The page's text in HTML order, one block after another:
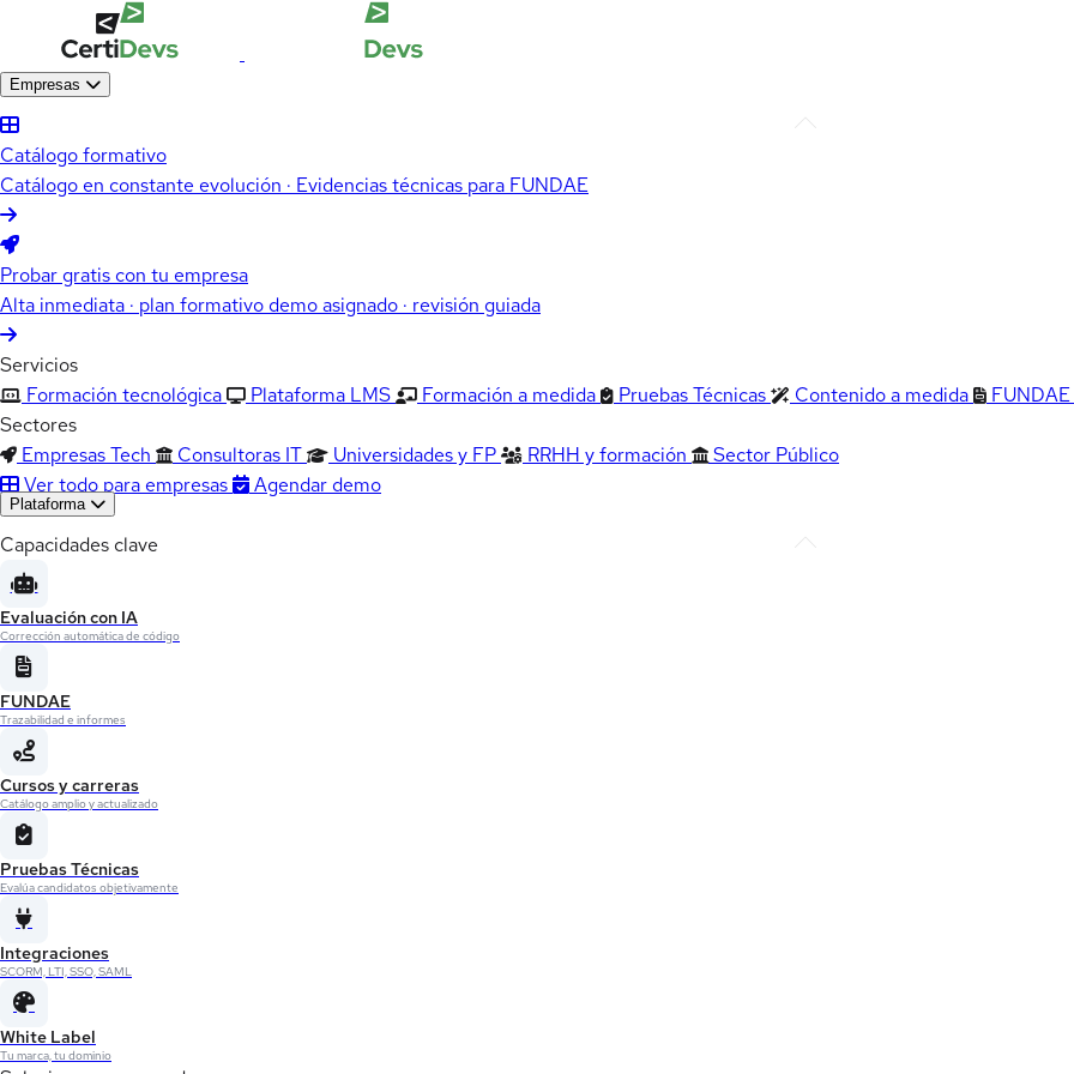
Empresas
Catálogo formativo
Catálogo en constante evolución · Evidencias técnicas para FUNDAE
Probar gratis con tu empresa
Alta inmediata · plan formativo demo asignado · revisión guiada
Servicios
Formación tecnológica
Plataforma LMS Formación a medida Pruebas Técnicas Contenido a medida
FUNDAE
Sectores
Empresas Tech
Consultoras IT Universidades y FP RRHH y formación
Sector Público
Ver todo para empresas
Agendar demo
Plataforma
Capacidades clave
Evaluación con IA
Corrección automática de código
FUNDAE
Trazabilidad e informes
Cursos y carreras
Catálogo amplio y actualizado
Pruebas Técnicas
Evalúa candidatos objetivamente
Integraciones
SCORM, LTI, SSO, SAML
White Label
Tu marca, tu dominio